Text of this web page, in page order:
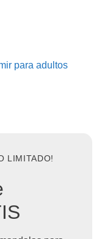
para adultos
LIMITADO!